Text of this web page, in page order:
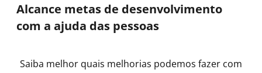
Alcance metas de desenvolvimento
com a ajuda das pessoas
Saiba melhor quais melhorias podemos fazer com